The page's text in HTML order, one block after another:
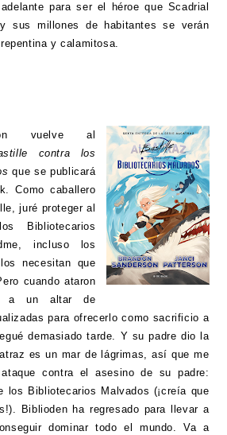
para ser el héroe que Scadrial
sus millones de habitantes se verán
y calamitosa.
vuelve al
contra los
que se publicará
Como caballero
juré proteger al
Bibliotecarios
incluso los
necesitan que
cuando ataron
a un altar de
para ofrecerlo como sacrificio a
demasiado tarde. Y su padre dio la
es un mar de lágrimas, así que me
contra el asesino de su padre:
los Bibliotecarios Malvados (¡creía que
Biblioden ha regresado para llevar a
dominar todo el mundo. Va a